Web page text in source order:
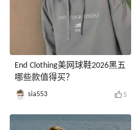
End Clothing美网球鞋2026黑五
哪些款值得买？
sia553 5